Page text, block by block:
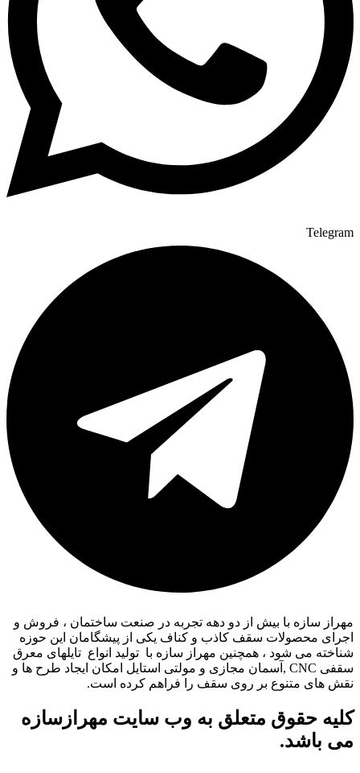
Telegram
مهراز سازه با بیش از دو دهه تجربه در صنعت ساختمان ، فروش و
اجرای محصولات سقف کاذب و کناف یکی از پیشگامان این حوزه
شناخته می شود ، همچنین مهراز سازه با تولید انواع تایلهای معرق
سقفی CNC ,آسمان مجازی و مولتی استایل امکان ایجاد طرح ها و
نقش های متنوع بر روی سقف را فراهم کرده است.
کلیه حقوق متعلق به وب سایت مهرازسازه
می باشد.